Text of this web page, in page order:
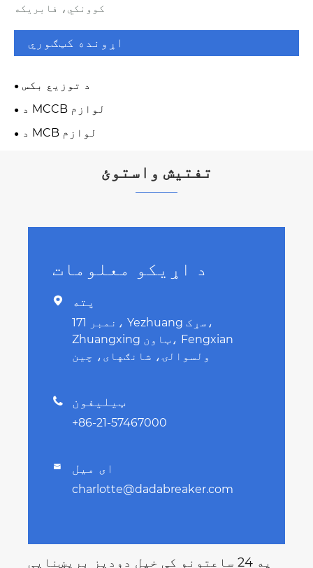
کوونکي، فابریکه
اړونده کټګوري
د توزیع بکس
د MCCB لوازم
د MCB لوازم
تفتیش واستوئ
د اړیکو معلومات
 پته
نمبر 171، Yezhuang سړک،
Zhuangxing ټاون، Fengxian
ولسوالۍ، شانګهای، چین
 ټیلیفون
+86-21-57467000
 ای میل
charlotte@dadabreaker.com
په 24 ساعتونو کې خپل دودیز بریښنایی